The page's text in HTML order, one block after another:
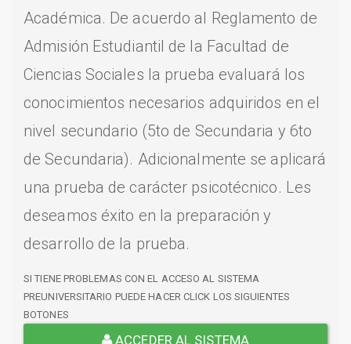
Académica. De acuerdo al Reglamento de
Admisión Estudiantil de la Facultad de
Ciencias Sociales la prueba evaluará los
conocimientos necesarios adquiridos en el
nivel secundario (5to de Secundaria y 6to
de Secundaria). Adicionalmente se aplicará
una prueba de carácter psicotécnico. Les
deseamos éxito en la preparación y
desarrollo de la prueba.
SI TIENE PROBLEMAS CON EL ACCESO AL SISTEMA
PREUNIVERSITARIO PUEDE HACER CLICK LOS SIGUIENTES
BOTONES
ACCEDER AL SISTEMA